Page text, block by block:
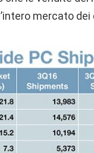
mercato dei